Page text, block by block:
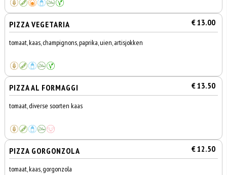
PIZZA VEGETARIA € 13.00
tomaat, kaas, champignons, paprika, uien, artisjokken
PIZZA AL FORMAGGI € 13.50
tomaat, diverse soorten kaas
PIZZA GORGONZOLA € 12.50
tomaat, kaas, gorgonzola